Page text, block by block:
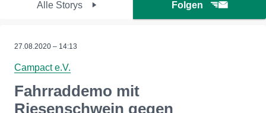
Alle Storys Folgen
27.08.2020 – 14:13
Campact e.V.
Fahrraddemo mit
Riesenschwein gegen